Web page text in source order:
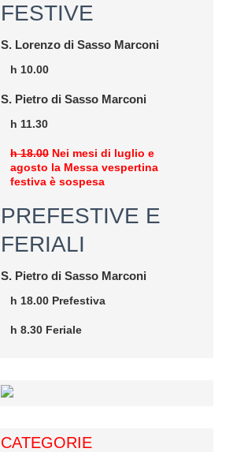
FESTIVE
S. Lorenzo di Sasso Marconi
h 10.00
S. Pietro di Sasso Marconi
h 11.30
h 18.00 Nei mesi di luglio e
agosto la Messa vespertina
festiva è sospesa
PREFESTIVE E
FERIALI
S. Pietro di Sasso Marconi
h 18.00 Prefestiva
h 8.30 Feriale
CATEGORIE